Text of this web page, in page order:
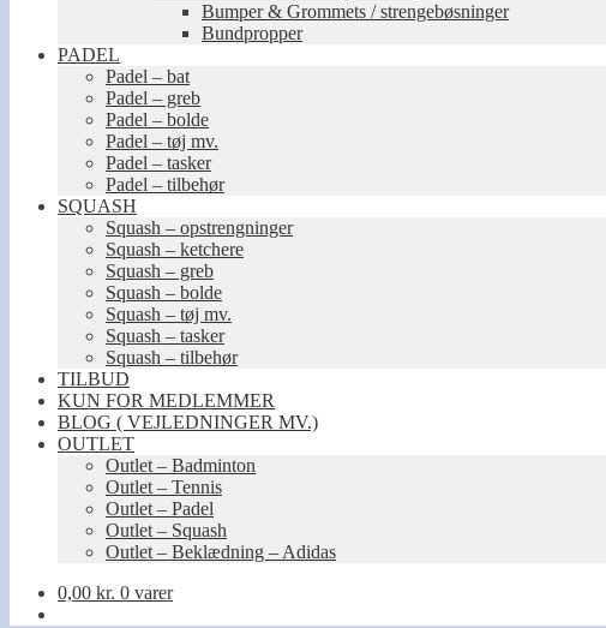
Bumper & Grommets / strengebøsninger
Bundpropper
PADEL
Padel – bat
Padel – greb
Padel – bolde
Padel – tøj mv.
Padel – tasker
Padel – tilbehør
SQUASH
Squash – opstrengninger
Squash – ketchere
Squash – greb
Squash – bolde
Squash – tøj mv.
Squash – tasker
Squash – tilbehør
TILBUD
KUN FOR MEDLEMMER
BLOG ( VEJLEDNINGER MV.)
OUTLET
Outlet – Badminton
Outlet – Tennis
Outlet – Padel
Outlet – Squash
Outlet – Beklædning – Adidas
0,00 kr. 0 varer